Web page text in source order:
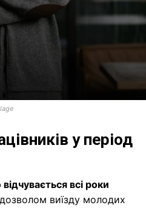
у період
всі роки
виїзду молодих